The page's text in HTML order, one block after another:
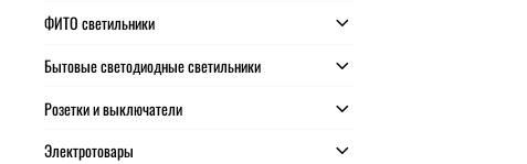
ФИТО светильники
Бытовые светодиодные светильники
Розетки и выключатели
Электротовары